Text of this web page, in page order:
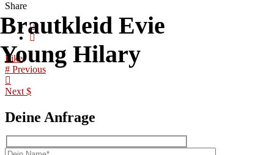
Braut­kleid Evie
Young Hilary
Share
Like
Previous
Next
Deine Anfrage